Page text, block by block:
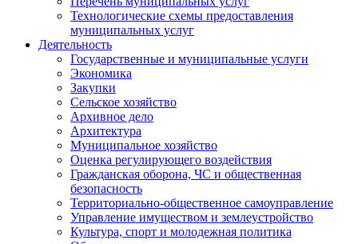
Технологические схемы предоставления
муниципальных услуг
Деятельность
Государственные и муниципальные услуги
Экономика
Закупки
Сельское хозяйство
Архивное дело
Архитектура
Муниципальное хозяйство
Оценка регулирующего воздействия
Гражданская оборона, ЧС и общественная
безопасность
Территориально-общественное самоуправление
Управление имуществом и землеустройство
Культура, спорт и молодежная политика